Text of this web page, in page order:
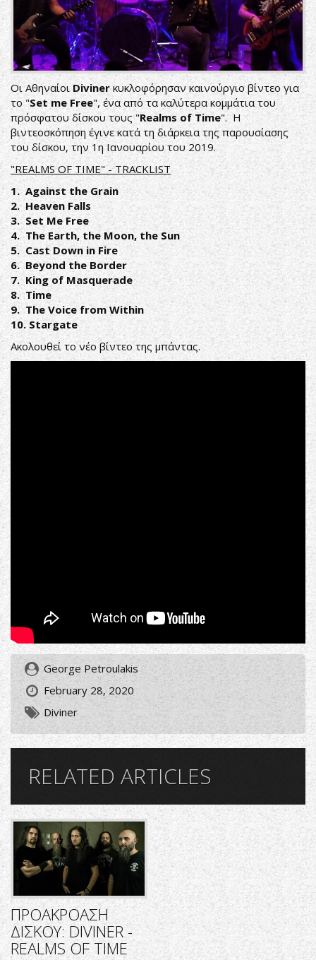
Oι Αθηναίοι Divinerκυκλοφόρησαν καινούργιο βίντεο για
το "Set me Free", ένα από τα καλύτερα κομμάτια του
πρόσφατου δίσκου τους "Realms of Time". H
βιντεοσκόπηση έγινε κατά τη διάρκεια της παρουσίασης
του δίσκου, την 1η Ιανουαρίου του 2019.
"REALMS OF TIME" - TRACKLIST
1. Against the Grain
2. Heaven Falls
3. Set Me Free
4. The Earth, the Moon, the Sun
5. Cast Down in Fire
6. Beyond the Border
7. King of Masquerade
8. Time
9. The Voice from Within
10. Stargate
Aκολουθεί το νέο βίντεο της μπάντας.
George Petroulakis
February 28, 2020
Diviner
RELATED ARTICLES
ΠΡΟΑΚΡΟΑΣΗ
ΔΙΣΚΟΥ: DIVINER -
REALMS OF TIME